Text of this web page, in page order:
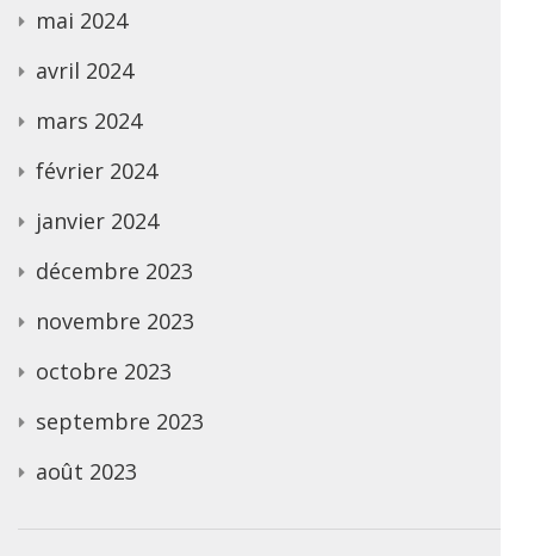
mai 2024
avril 2024
mars 2024
février 2024
janvier 2024
décembre 2023
novembre 2023
octobre 2023
septembre 2023
août 2023